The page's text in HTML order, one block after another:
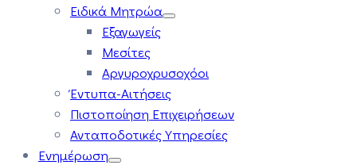
Ειδικά Μητρώα
Εξαγωγείς
Μεσίτες
Αργυροχρυσοχόοι
Έντυπα-Αιτήσεις
Πιστοποίηση Επιχειρήσεων
Ανταποδοτικές Υπηρεσίες
Ενημέρωση